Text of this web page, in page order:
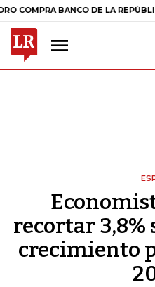
BANCO DE LA REPÚBLICA $
recortar 3,8%
crecimiento